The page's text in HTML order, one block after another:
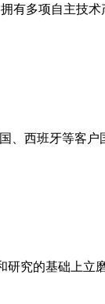
有多项自主技
、西班牙等客
究的基础上